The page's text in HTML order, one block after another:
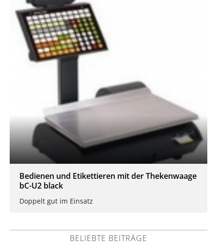
Bedienen und Etikettieren mit der Thekenwaage
bC-U2 black
Doppelt gut im Einsatz
BELIEBTE BEITRÄGE